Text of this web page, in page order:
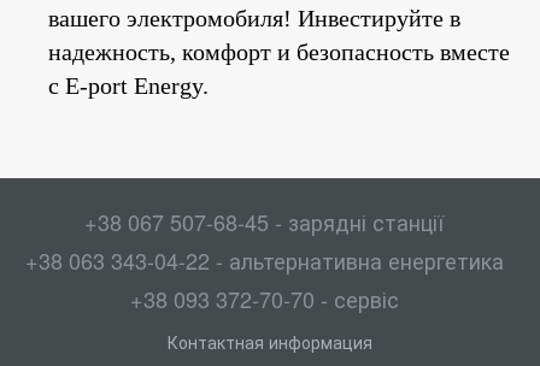
вашего электромобиля! Инвестируйте в
надежность, комфорт и безопасность вместе
с E-port Energy.
+38 067 507-68-45 - зарядні станції
+38 063 343-04-22 - альтернативна енергетика
+38 093 372-70-70 - сервіс
Контактная информация